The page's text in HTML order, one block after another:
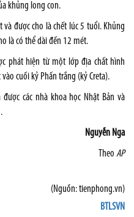
khủng long con.
được cho là chết lúc 5 tuổi. Khủng
là có thể dài đến 12 mét.
phát hiện từ một lớp địa chất hình
cuối kỷ Phấn trắng (kỷ Creta).
các nhà khoa học Nhật Bản và
Nguyễn Nga
Theo AP
(Nguồn: tienphong.vn)
BTLSVN